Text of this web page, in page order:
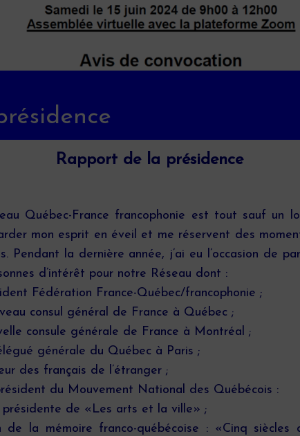
Rapport de la présidence
Québec-France francophonie est tout sauf un
mon esprit en éveil et me réservent des
Pendant la dernière année, j’ai eu l’occasion de
d’intérêt pour notre Réseau dont :
Fédération France-Québec/francophonie ;
consul général de France à Québec ;
consule générale de France à Montréal ;
générale du Québec à Paris ;
des français de l’étranger ;
du Mouvement National des Québécois :
présidente de «Les arts et la ville» ;
de la mémoire franco-québécoise : «Cinq siècles